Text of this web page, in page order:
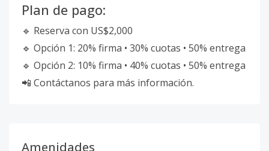
Plan de pago:
🔹 Reserva con US$2,000
🔹 Opción 1: 20% firma • 30% cuotas • 50% entrega
🔹 Opción 2: 10% firma • 40% cuotas • 50% entrega
📲 Contáctanos para más información.
Amenidades